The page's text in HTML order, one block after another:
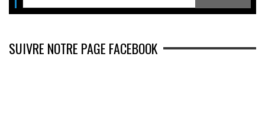
SUIVRE NOTRE PAGE FACEBOOK